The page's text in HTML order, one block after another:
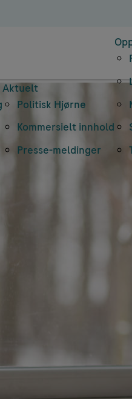
Aktuelt
Politisk Hjørne
Kommersielt innhold
Presse-meldinger